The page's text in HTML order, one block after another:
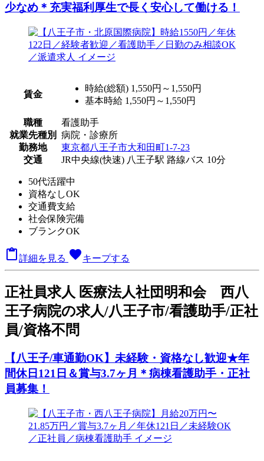
少なめ＊充実福利厚生で長く安心して働ける！
賃金
時給(総額) 1,550円～1,550円
基本時給 1,550円～1,550円
職種
看護助手
就業先種別
病院・診療所
勤務地
東京都八王子市大和田町1-7-23
交通
JR中央線(快速) 八王子駅 路線バス 10分
50代活躍中
資格なしOK
交通費支給
社会保険完備
ブランクOK
詳細を見る favoriteキープする
正社員求人 医療法人社団明和会 西八
王子病院の求人/八王子市/看護助手/正社
員/資格不問
【八王子/車通勤OK】未経験・資格なし歓迎★年
間休日121日＆賞与3.7ヶ月＊病棟看護助手・正社
員募集！